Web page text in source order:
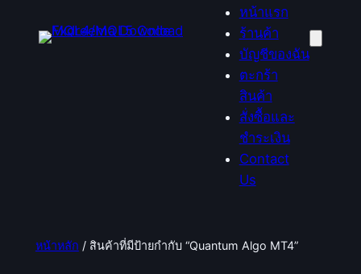
หน้าแรก
ร้านค้า
บัญชีของฉัน
ตะกร้า
สินค้า
สั่งซื้อและ
ชำระเงิน
Contact
Us
หน้าหลัก / สินค้าที่มีป้ายกำกับ “Quantum Algo MT4”